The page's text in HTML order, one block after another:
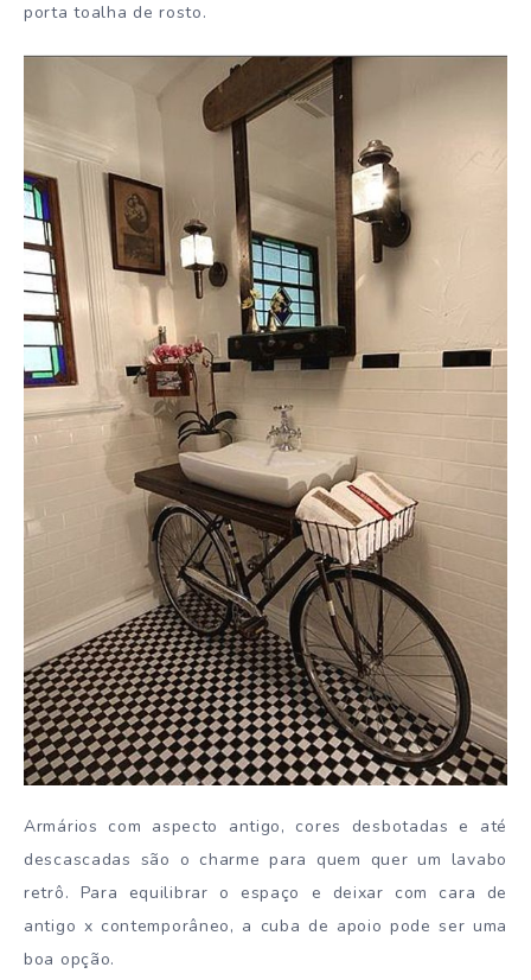
porta toalha de rosto.
Armários com aspecto antigo, cores desbotadas e até
descascadas são o charme para quem quer um lavabo
retrô. Para equilibrar o espaço e deixar com cara de
antigo x contemporâneo, a cuba de apoio pode ser uma
boa opção.